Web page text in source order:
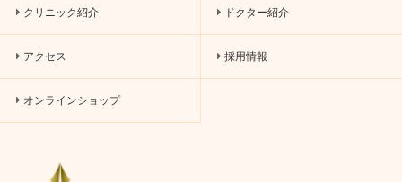
クリニック紹介 ドクター紹介
アクセス 採用情報
オンラインショップ